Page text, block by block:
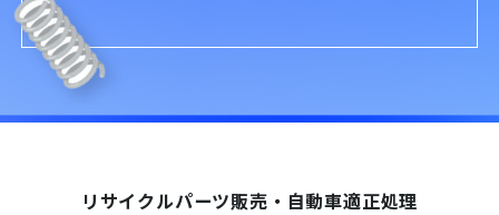
リサイクルパーツ販売・自動車適正処理